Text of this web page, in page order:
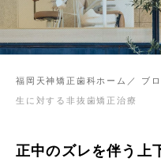
福岡天神矯正歯科ホーム ブ
生に対する非抜歯矯正治療
正中のズレを伴う上